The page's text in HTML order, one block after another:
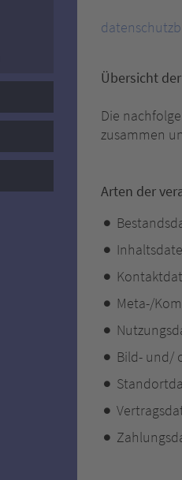
Übersicht
Die
zusammen
Arten der
Meta-/
Bild- und/